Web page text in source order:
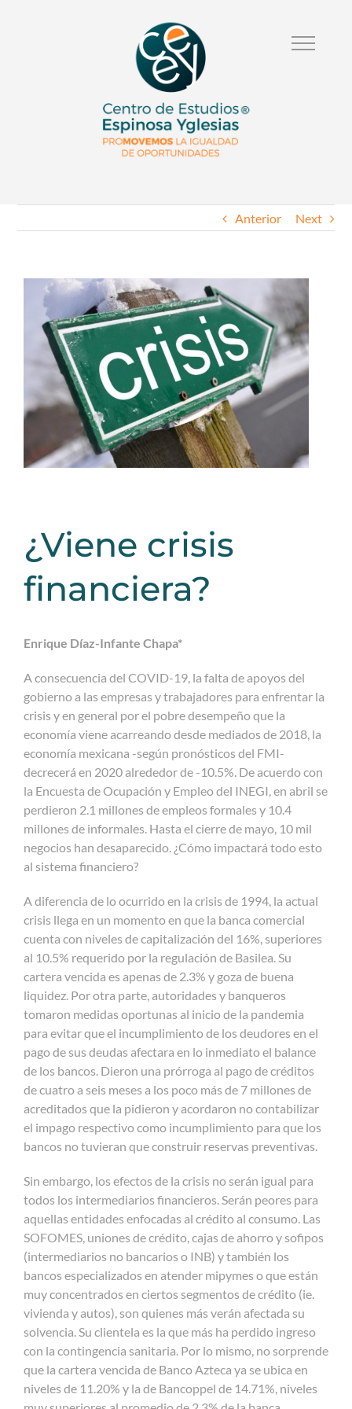
Anterior Next
¿Viene crisis
financiera?
Enrique Díaz-Infante Chapa*
A consecuencia del COVID-19, la falta de apoyos del
gobierno a las empresas y trabajadores para enfrentar la
crisis y en general por el pobre desempeño que la
economía viene acarreando desde mediados de 2018, la
economía mexicana -según pronósticos del FMI-
decrecerá en 2020 alrededor de -10.5%. De acuerdo con
la Encuesta de Ocupación y Empleo del INEGI,en abril se
perdieron 2.1 millones de empleos formales y 10.4
millones de informales. Hasta el cierre de mayo, 10 mil
negocios han desaparecido. ¿Cómo impactará todo esto
al sistema financiero?
A diferencia de lo ocurrido en la crisis de 1994, la actual
crisis llega en un momento en que la banca comercial
cuenta con niveles de capitalización del 16%, superiores
al 10.5% requerido por la regulación de Basilea. Su
cartera vencida es apenas de 2.3% y goza de buena
liquidez. Por otra parte, autoridades y banqueros
tomaron medidas oportunas al inicio de la pandemia
para evitar que el incumplimiento de los deudores en el
pago de sus deudas afectara en lo inmediato el balance
de los bancos. Dieron una prórroga al pago de créditos
de cuatro a seis meses a los poco más de 7 millones de
acreditados que la pidieron y acordaron no contabilizar
el impago respectivo como incumplimiento para que los
bancos no tuvieran que construir reservas preventivas.
Sin embargo, los efectos de la crisis no serán igual para
todos los intermediarios financieros. Serán peores para
aquellas entidades enfocadas al crédito al consumo. Las
SOFOMES, uniones de crédito, cajas de ahorro y sofipos
(intermediarios no bancarios o INB) y también los
bancos especializados en atender mipymes o que están
muy concentrados en ciertos segmentos de crédito (ie.
vivienda y autos), son quienes más verán afectada su
solvencia. Su clientela es la que más ha perdido ingreso
con la contingencia sanitaria. Por lo mismo, no sorprende
que la cartera vencida de Banco Azteca ya se ubica en
niveles de 11.20% y la de Bancoppel de 14.71%, niveles